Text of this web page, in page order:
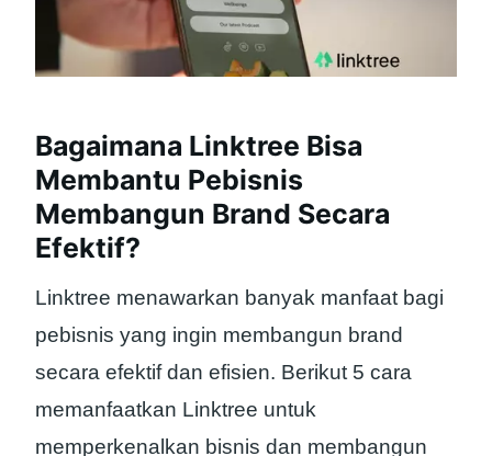
Bagaimana Linktree Bisa
Membantu Pebisnis
Membangun Brand Secara
Efektif?
Linktree menawarkan banyak manfaat bagi
pebisnis yang ingin membangun brand
secara efektif dan efisien. Berikut 5 cara
memanfaatkan Linktree untuk
memperkenalkan bisnis dan membangun